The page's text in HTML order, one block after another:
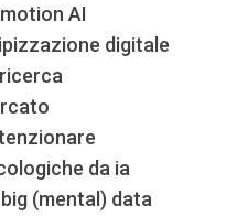
AI
digitale
da ia
(mental) data